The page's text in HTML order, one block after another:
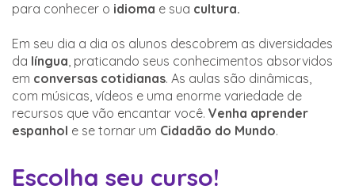
para conhecer o idioma e sua cultura.
Em seu dia a dia os alunos descobrem as diversidades
da língua, praticando seus conhecimentos absorvidos
em conversas cotidianas. As aulas são dinâmicas,
com músicas, vídeos e uma enorme variedade de
recursos que vão encantar você. Venha aprender
espanhol e se tornar um Cidadão do Mundo.
Escolha seu curso!